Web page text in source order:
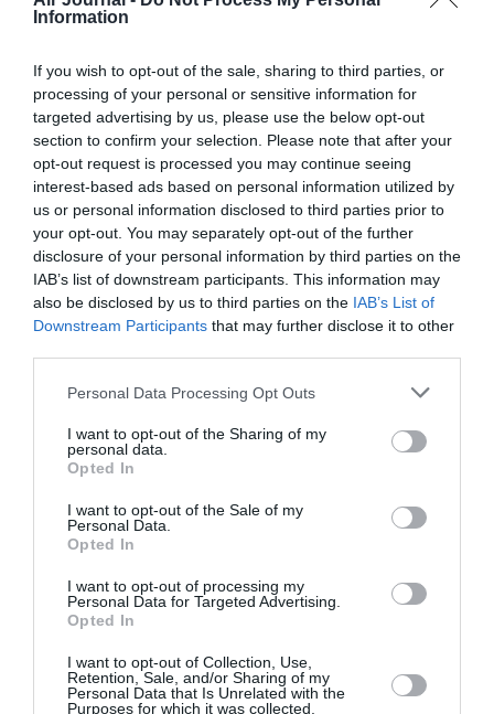
Information
If you wish to opt-out of the sale, sharing to third parties, or
processing of your personal or sensitive information for
targeted advertising by us, please use the below opt-out
section to confirm your selection. Please note that after your
opt-out request is processed you may continue seeing
interest-based ads based on personal information utilized by
us or personal information disclosed to third parties prior to
your opt-out. You may separately opt-out of the further
disclosure of your personal information by third parties on the
IAB’s list of downstream participants. This information may
also be disclosed by us to third parties on the IAB’s List of
Downstream Participants that may further disclose it to other
Personal Data Processing Opt Outs
I want to opt-out of the Sharing of my
personal data.
Opted In
I want to opt-out of the Sale of my
Personal Data.
Opted In
I want to opt-out of processing my
Personal Data for Targeted Advertising.
Opted In
I want to opt-out of Collection, Use,
Retention, Sale, and/or Sharing of my
Personal Data that Is Unrelated with the
Purposes for which it was collected.
enfants vivent correctement de leur travail, boycottez cette
“entreprise” de voyous, à l’instar de RYANAIR.
RÉPONDRE
a commenté :
17 novembre 2017 - 12 h
04 min
Tarifs attractifs mais attention si vous voyagez avec un
enfant, carte d’identité obligatoire pour les mineurs dans les
vols internes en France. Je me suis vue refusée
l’embarquement avec mon enfant de 3 ans, alors que pour
d’autres compagnies (Hop !, Air France) le livret de famille
suffit. Et malgré ma demande via leur service commercial,
des vols non effectués sur mon dos. Je signale également un
n’a fait preuve d’aucune empathie devant ma situation, ni
excuses, en commençant avec un ton méprisant “vous
n’embarquez pas” sans explication, alors que j’étais seule et
serait nécessaire lors de l’enregistrement sur le site internet,
comme par exemple enregistré directement son justificatif
mineurs. De même la formation du personnel à davantage
d’empathie et à la gestion aimable des conflits serait, je
pense, nécessaire. Bref, je ne recommande pas cette
RÉPONDRE